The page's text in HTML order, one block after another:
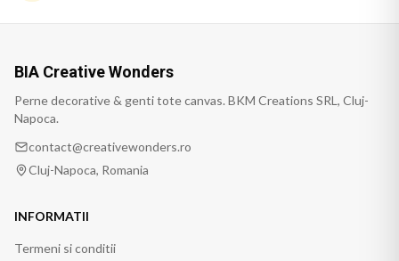
BIA Creative Wonders
Perne decorative & genti tote canvas. BKM Creations SRL, Cluj-
Napoca.
contact@creativewonders.ro
Cluj-Napoca, Romania
INFORMATII
Termeni si conditii